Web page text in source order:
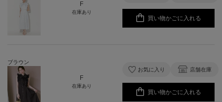
F
在庫あり
買い物かごに入れる
ブラウン
F
在庫あり
お気に入り 店舗在庫
買い物かごに入れる